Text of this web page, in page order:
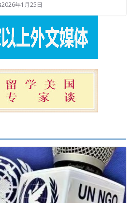
2026年1月25日